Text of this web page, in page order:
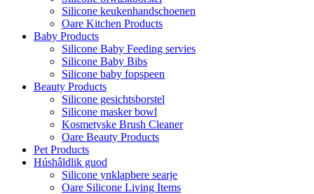
Silicone keukenhandschoenen
Oare Kitchen Products
Baby Products
Silicone Baby Feeding servies
Silicone Baby Bibs
Silicone baby fopspeen
Beauty Products
Silicone gesichtsborstel
Silicone masker bowl
Kosmetyske Brush Cleaner
Oare Beauty Products
Pet Products
Húshâldlik guod
Silicone ynklapbere searje
Oare Silicone Living Items